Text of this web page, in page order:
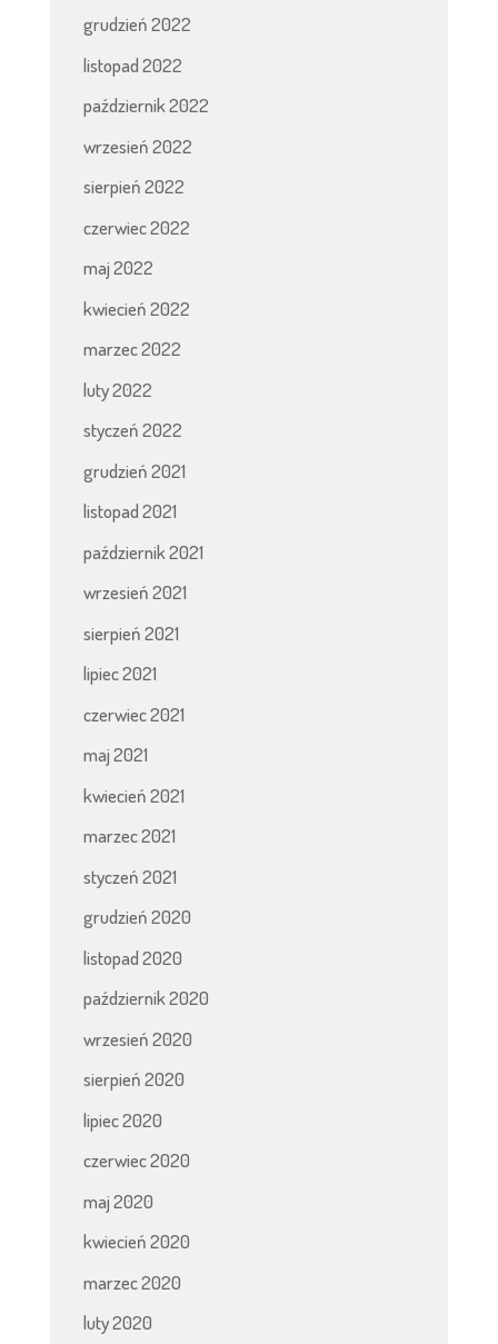
grudzień 2022
listopad 2022
październik 2022
wrzesień 2022
sierpień 2022
czerwiec 2022
maj 2022
kwiecień 2022
marzec 2022
luty 2022
styczeń 2022
grudzień 2021
listopad 2021
październik 2021
wrzesień 2021
sierpień 2021
lipiec 2021
czerwiec 2021
maj 2021
kwiecień 2021
marzec 2021
styczeń 2021
grudzień 2020
listopad 2020
październik 2020
wrzesień 2020
sierpień 2020
lipiec 2020
czerwiec 2020
maj 2020
kwiecień 2020
marzec 2020
luty 2020